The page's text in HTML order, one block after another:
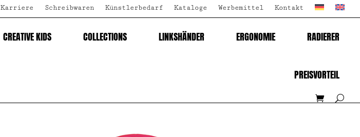
Karriere Schreibwaren Künstlerbedarf Kataloge Werbemittel Kontakt
CREATIVE KIDS COLLECTIONS LINKSHÄNDER ERGONOMIE RADIERER
PREISVORTEIL